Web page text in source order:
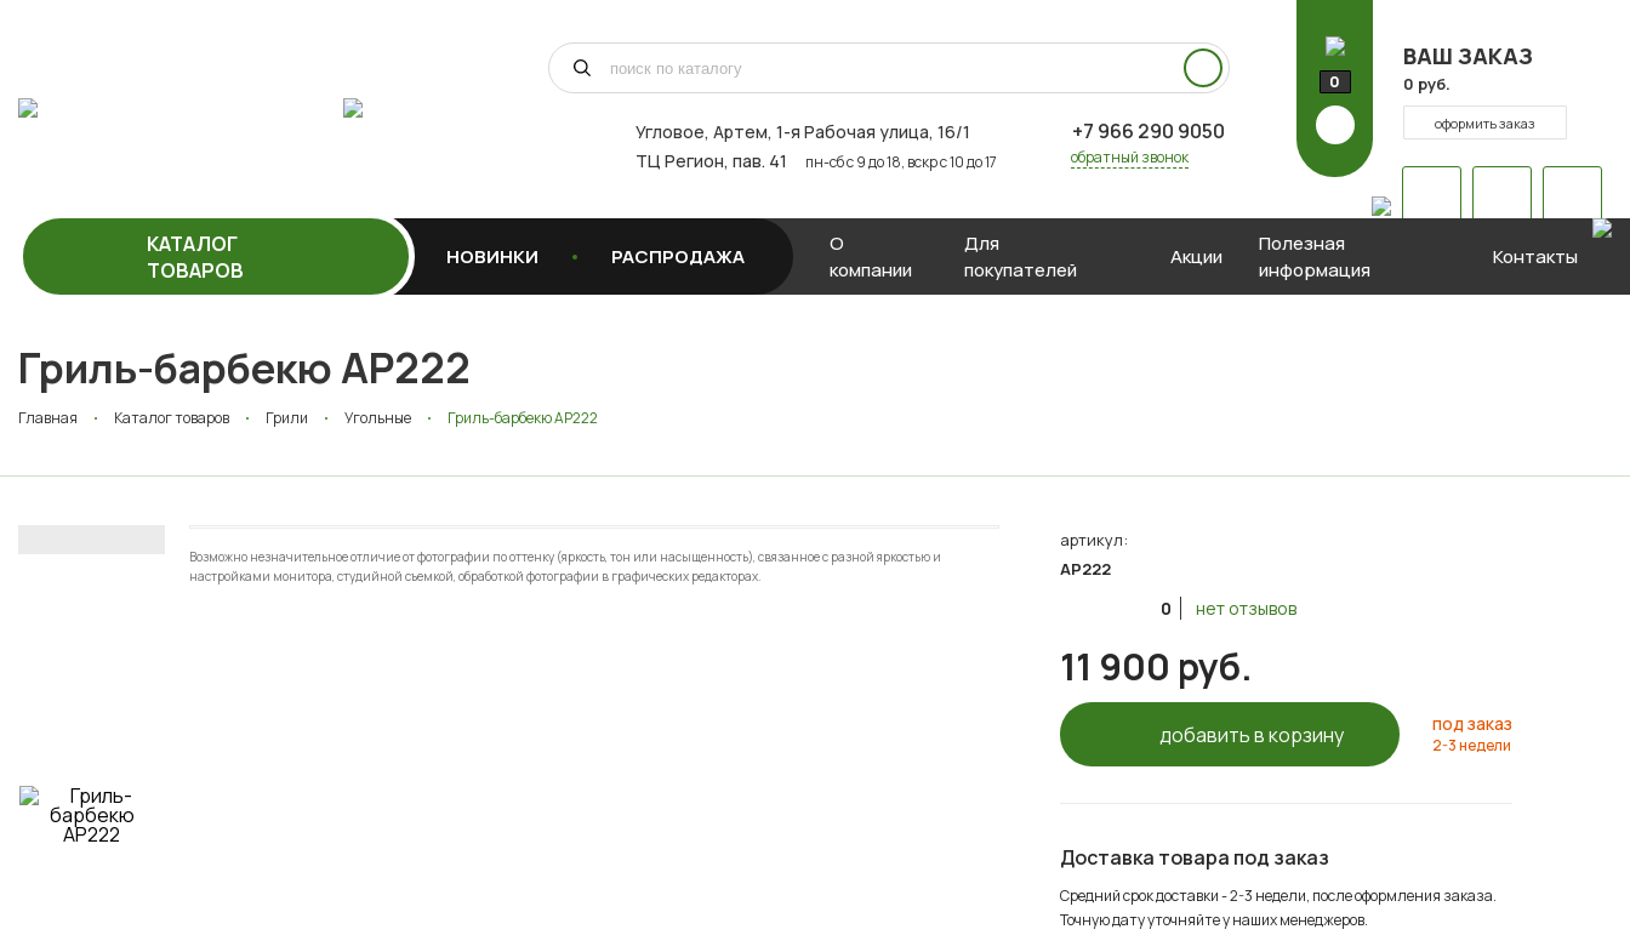
Угловое, Артем, ​1-я Рабочая улица, 16/1
ТЦ Регион, пав. 41
пн-сб с 9 до 18, вскр с 10 до 17
+7 966 290 9050
обратный звонок
0
ВАШ ЗАКАЗ
0 руб.
оформить заказ
КАТАЛОГ
ТОВАРОВ
НОВИНКИ РАСПРОДАЖА
О
компании
Для
покупателей
Акции
Полезная
информация
Контакты
Гриль-барбекю AP222
Главная Каталог товаров Грили Угольные Гриль-барбекю AP222
Возможно незначительное отличие от фотографии по оттенку (яркость, тон или насыщенность), связанное с разной яркостью и
настройками монитора, студийной съемкой, обработкой фотографии в графических редакторах.
артикул:
АР222
0 нет отзывов
11 900 руб.
добавить в корзину под заказ
2-3 недели
Доставка товара под заказ
Средний срок доставки - 2-3 недели, после оформления заказа.
Точную дату уточняйте у наших менеджеров.